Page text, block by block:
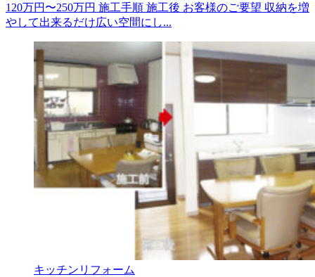
120万円〜250万円 施工手順 施工後 お客様のご要望 収納を増
やして出来るだけ広い空間にし...
キッチンリフォーム